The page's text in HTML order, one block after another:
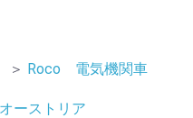
＞ Roco 電気機関車
ーストリア